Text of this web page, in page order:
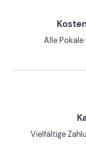
Alle
Vielfältige